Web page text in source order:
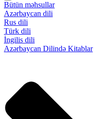
Bütün məhsullar
Azərbaycan dili
Rus dili
Türk dili
İngilis dili
Azərbaycan Dilində Kitablar